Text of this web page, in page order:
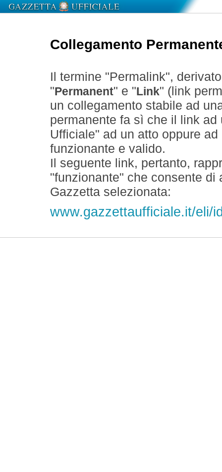
Collegamento
Il termine "Permalink",
" Permanent" e " Link" (link
un collegamento stabile ad
permanente fa sì che il link
Ufficiale" ad un atto oppure
funzionante e valido.
Il seguente link, pertanto,
"funzionante" che consente
Gazzetta selezionata:
www.gazzettaufficiale.it/eli/